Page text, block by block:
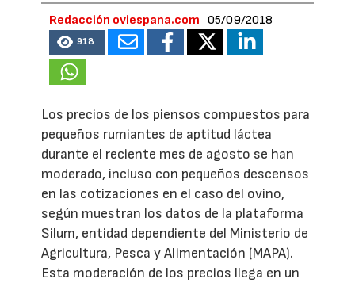
Redacción oviespana.com 05/09/2018
918
Los precios de los piensos compuestos para
pequeños rumiantes de aptitud láctea
durante el reciente mes de agosto se han
moderado, incluso con pequeños descensos
en las cotizaciones en el caso del ovino,
según muestran los datos de la plataforma
Silum, entidad dependiente del Ministerio de
Agricultura, Pesca y Alimentación (MAPA).
Esta moderación de los precios llega en un